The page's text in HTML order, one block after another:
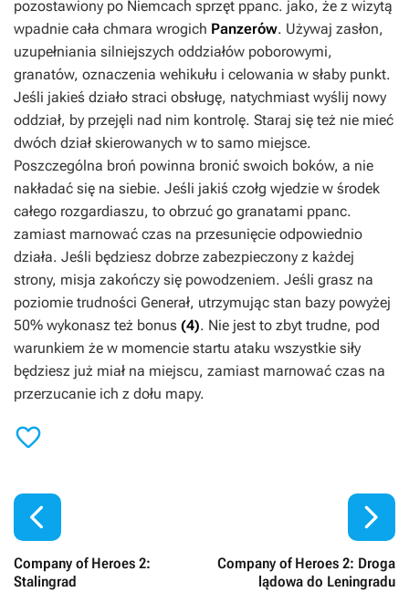
pozostawiony po Niemcach sprzęt ppanc. jako, że z wizytą
wpadnie cała chmara wrogich Panzerów. Używaj zasłon,
uzupełniania silniejszych oddziałów poborowymi,
granatów, oznaczenia wehikułu i celowania w słaby punkt.
Jeśli jakieś działo straci obsługę, natychmiast wyślij nowy
oddział, by przejęli nad nim kontrolę. Staraj się też nie mieć
dwóch dział skierowanych w to samo miejsce.
Poszczególna broń powinna bronić swoich boków, a nie
nakładać się na siebie. Jeśli jakiś czołg wjedzie w środek
całego rozgardiaszu, to obrzuć go granatami ppanc.
zamiast marnować czas na przesunięcie odpowiednio
działa. Jeśli będziesz dobrze zabezpieczony z każdej
strony, misja zakończy się powodzeniem. Jeśli grasz na
poziomie trudności Generał, utrzymując stan bazy powyżej
50% wykonasz też bonus (4). Nie jest to zbyt trudne, pod
warunkiem że w momencie startu ataku wszystkie siły
będziesz już miał na miejscu, zamiast marnować czas na
przerzucanie ich z dołu mapy.


Company of Heroes 2:
Stalingrad
Company of Heroes 2: Droga
lądowa do Leningradu
